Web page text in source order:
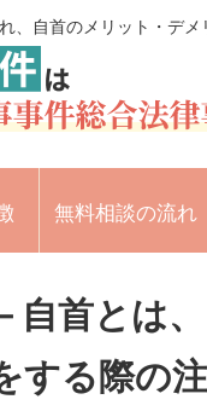
、自首のメリット・デ
無料相談の流れ
自首とは
する際の